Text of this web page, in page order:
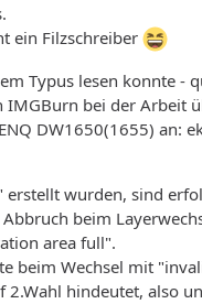
ein Filzschreiber
Typus lesen konnte -
bei der Arbeit
DW1650(1655) an:
wurden, sind
beim
area full".
beim Wechsel mit
2.Wahl hindeutet, also